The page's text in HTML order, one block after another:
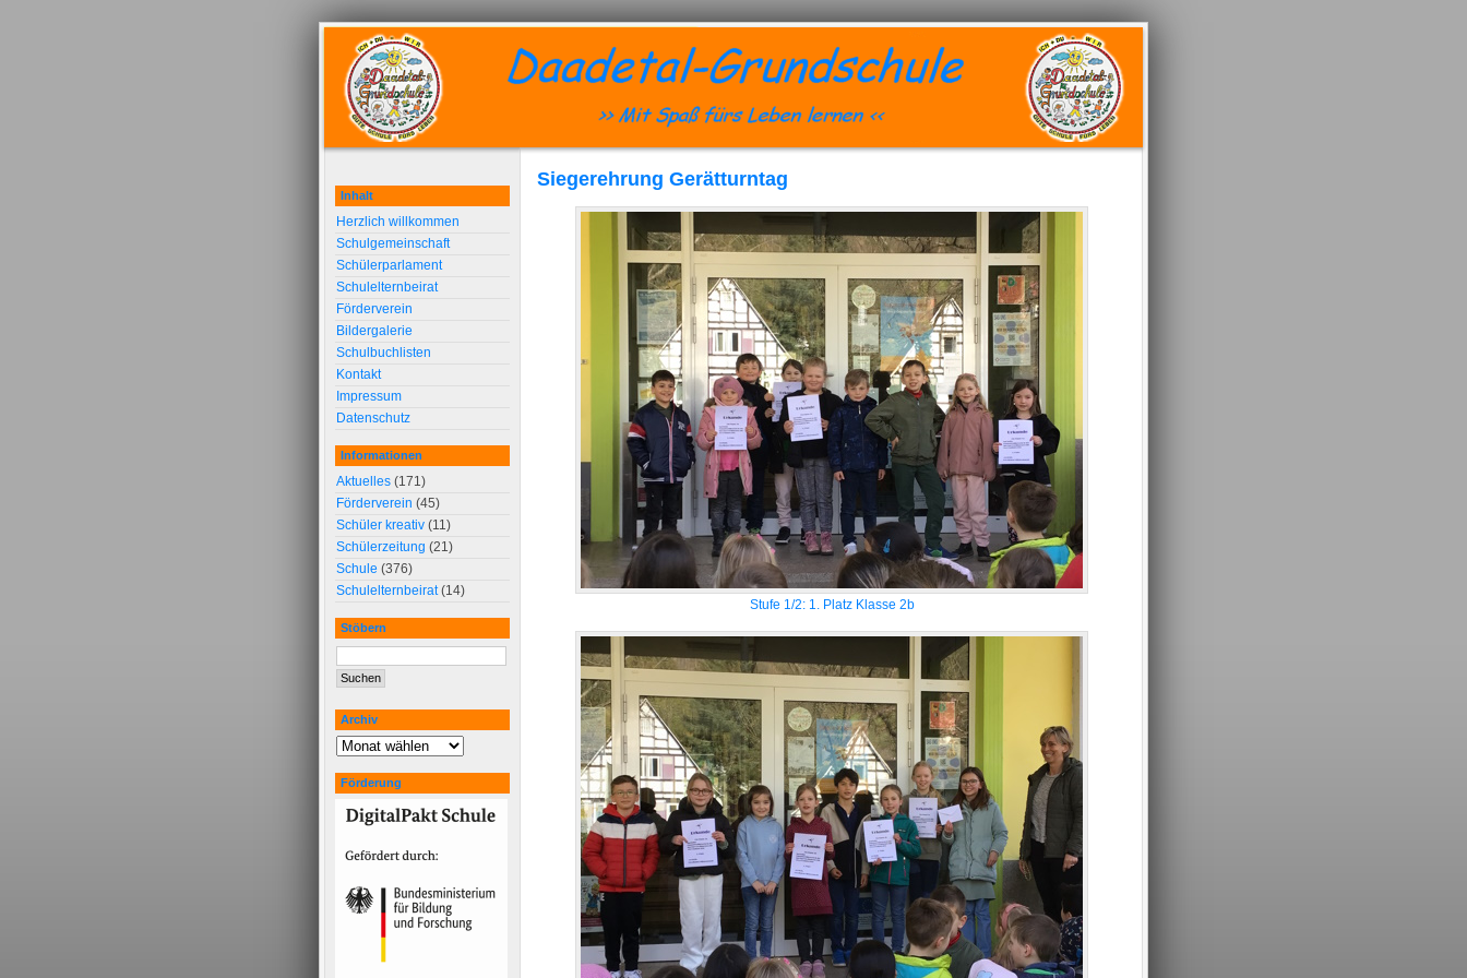
Siegerehrung Gerätturntag
Stufe 1/2: 1. Platz Klasse 2b
Inhalt
Herzlich willkommen
Schulgemeinschaft
Schülerparlament
Schulelternbeirat
Förderverein
Bildergalerie
Schulbuchlisten
Kontakt
Impressum
Datenschutz
Informationen
Aktuelles (171)
Förderverein (45)
Schüler kreativ (11)
Schülerzeitung (21)
Schule (376)
Schulelternbeirat(14)
Stöbern
Archiv
Förderung